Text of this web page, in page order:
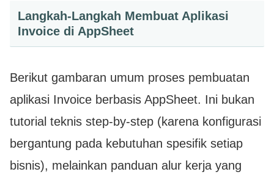
Langkah-Langkah Membuat Aplikasi
Invoice di AppSheet
Berikut gambaran umum proses pembuatan
aplikasi Invoice berbasis AppSheet. Ini bukan
tutorial teknis step-by-step (karena konfigurasi
bergantung pada kebutuhan spesifik setiap
bisnis), melainkan panduan alur kerja yang